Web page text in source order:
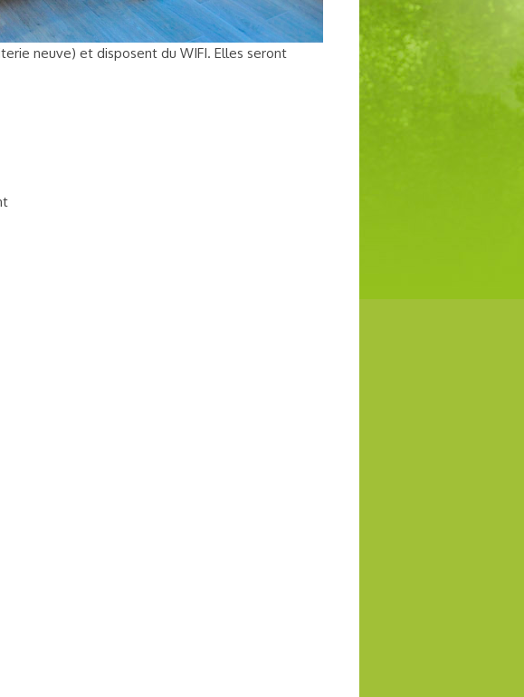
neuve) et disposent du WIFI. Elles seront